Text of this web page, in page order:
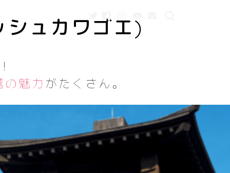
ュカワゴエ)
の魅力 がたくさん。